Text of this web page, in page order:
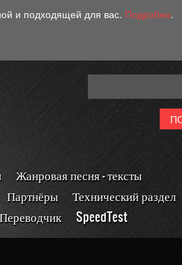
и подходящей для вас. Подробно.
Жанровая песня - тексты
Партнёры
Технический раздел
Переводчик SpeedTest